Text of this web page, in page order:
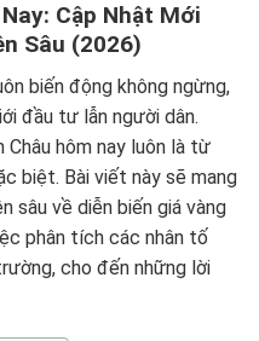
Cập Nhật Mới
Sâu (2026)
biến động không ngừng,
đầu tư lẫn người dân.
Châu hôm nay luôn là từ
biệt. Bài viết này sẽ mang
sâu về diễn biến giá vàng
phân tích các nhân tố
cho đến những lời